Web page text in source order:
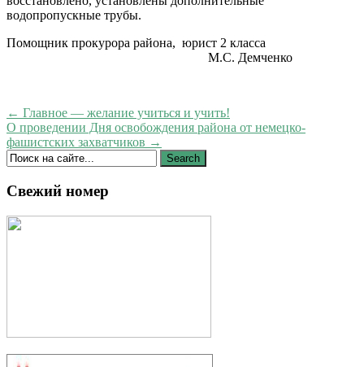
водопропускные трубы.
Помощник прокурора района, юрист 2 класса
М.С. Демченко
← Главное — желание учиться и учить!
О проведении Дня освобождения района от немецко-
фашистских захватчиков →
Свежий номер